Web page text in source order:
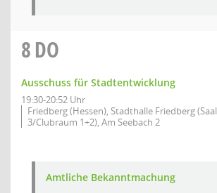
8DO
Ausschuss für Stadtentwicklung
19:30-20:52 Uhr
Friedberg (Hessen), Stadthalle Friedberg (Saal
3/Clubraum 1+2), Am Seebach 2
Amtliche Bekanntmachung